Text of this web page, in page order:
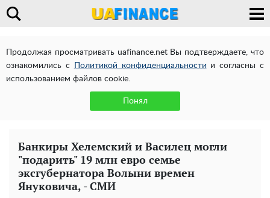
Продолжая просматривать uafinance.net Вы подтверждаете, что
ознакомились с
Политикой конфиденциальности и согласны с
использованием файлов cookie.
Понял
Банкиры Хелемский и Василец могли
"подарить" 19 млн евро семье
эксгубернатора Волыни времен
Януковича, - СМИ